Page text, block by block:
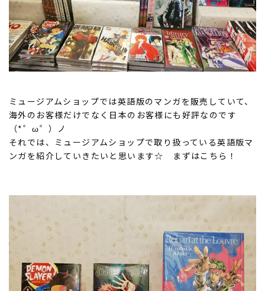
ミュージアムショップでは英語版のマンガを販売していて、
海外のお客様だけでなく日本のお客様にも好評なのです
（*゜ω゜）ノ
それでは、ミュージアムショップで取り扱っている英語版マ
ンガを紹介していきたいと思います☆ まずはこちら！